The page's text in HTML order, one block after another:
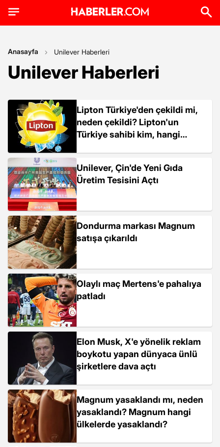
Anasayfa Unilever Haberleri
Unilever Haberleri
Lipton Türkiye'den çekildi mi,
neden çekildi? Lipton'un
Türkiye sahibi kim, hangi
Unilever, Çin'de Yeni Gıda
Üretim Tesisini Açtı
Dondurma markası Magnum
satışa çıkarıldı
Olaylı maç Mertens'e pahalıya
patladı
Elon Musk, X'e yönelik reklam
boykotu yapan dünyaca ünlü
şirketlere dava açtı
Magnum yasaklandı mı, neden
yasaklandı? Magnum hangi
ülkelerde yasaklandı?